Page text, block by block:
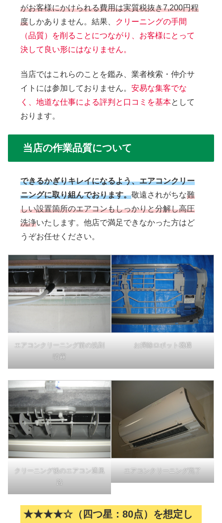
がお客様にかけられる費用は実質税抜き7,200円程
度しかありません。結果、
クリーニングの手間
（品質）を削ることにつながり、お客様にとって
決して良い形にはなりません。
当店ではこれらのことを鑑み、業者検索・仲介サ
イトには参加しておりません。 安易な集客でな
く、地道な仕事による評判と口コミを基本として
おります。
当店の作業品質について
できるかぎりキレイになるよう、エアコンクリー
ニングに取り組んでおります。敬遠されがちな難
しい設置箇所のエアコンもしっかりと分解し高圧
洗浄いたします。他店で満足できなかった方はど
うぞお任せください。
エアコンクリーニング前の洗剤
噴霧
お掃除ロボット機構
クリーニング後のエアコン通風
路
エアコンクリーニング完了
★★★★☆（四つ星：80点）を想定し